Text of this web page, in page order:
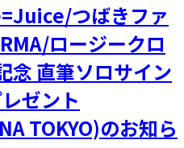
つばきファ
ロージークロ
念 直筆ソロサイン
ゼント
TOKYO)のお知ら